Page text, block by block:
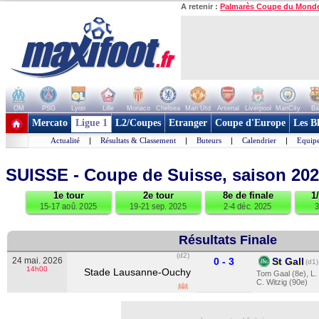
A retenir : Palmarès Coupe du
OM PSG Lyon Lille Monaco Chelsea Man Utd Arsenal Liverpool ManCity
+ de clubs
Mercato Ligue 1 L2/Coupes Etranger Coupe d'Europe Les
Actualité | Résultats & Classement | Buteurs | Calendrier |
SUISSE - Coupe de Suisse, saison
1e tour
15-17 aoû. 2025
2e tour
19-21 sep. 2025
8e de finale
2-4 déc. 2025
Résultats Finale
24 mai. 2026
14h00
(d2)
Stade Lausanne-Ouchy
0 - 3 St Gall(d1)
Tom Gaal (8e)
L.
C. Witzig (90e)